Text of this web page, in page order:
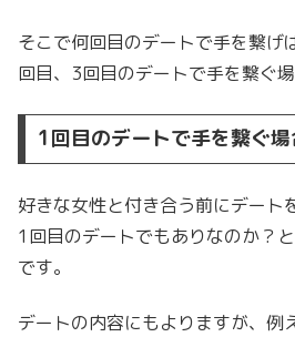
そこで何回目のデートで手を繋げ
回目、3回目のデートで手を繋ぐ
1回目のデートで手を繋ぐ場
好きな女性と付き合う前にデート
1回目のデートでもありなのか？と
です。
デートの内容にもよりますが、例